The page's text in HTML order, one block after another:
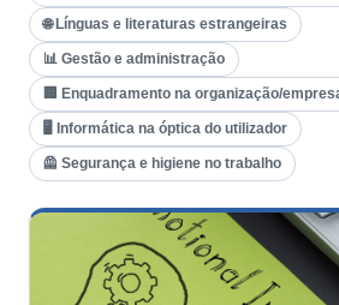
🌐 Línguas e literaturas estrangeiras
📊 Gestão e administração
🏢 Enquadramento na organização/
🖥️ Informática na óptica do utilizador
🦺 Segurança e higiene no trabalho